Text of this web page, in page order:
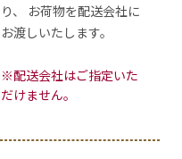
り、 お荷物を配送会社に
お渡しいたします。
※配送会社はご指定いた
だけません。